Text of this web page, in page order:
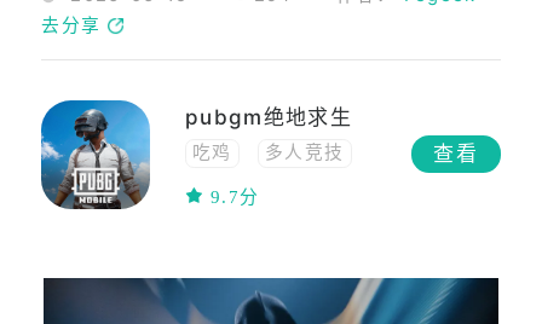
去分享
pubgm绝地求生
吃鸡
多人竞技
联网
高画质
沙盒
多人
开放世界
9.7分
查看